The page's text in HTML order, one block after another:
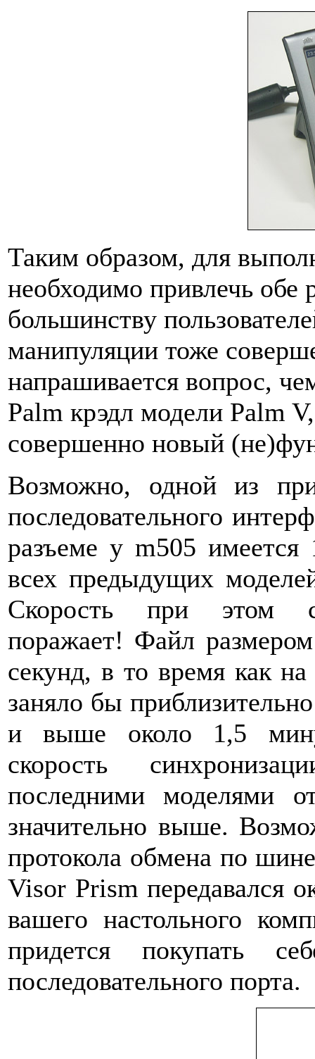
Таким образом, для
необходимо привлечь обе
большинству
манипуляции тоже
напрашивается вопрос,
Palm крэдл модели Palm
совершенно новый
Возможно, одной из
последовательного
разъеме у m505 имеется
всех предыдущих
Скорость при этом
поражает! Файл
секунд, в то время как
заняло бы
и выше около 1,5
скорость
последними моделями
значительно выше.
протокола обмена по
Visor Prism передавался
вашего настольного
придется покупать
последовательного порта.